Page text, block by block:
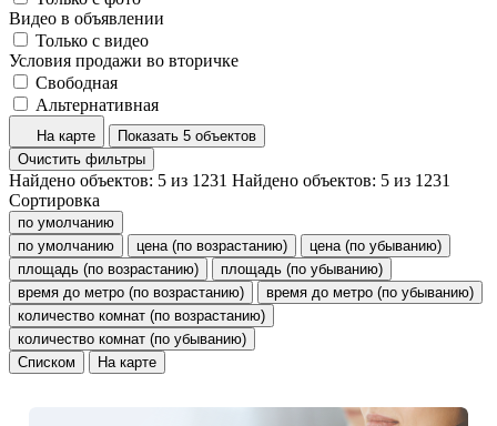
Видео в объявлении
Только с видео
Условия продажи во вторичке
Свободная
Альтернативная
На карте
Показать 5 объектов
Очистить фильтры
Найдено объектов: 5 из 1231 Найдено объектов: 5 из 1231
Сортировка
по умолчанию
по умолчанию
цена (по возрастанию)
цена (по убыванию)
площадь (по возрастанию)
площадь (по убыванию)
время до метро (по возрастанию)
время до метро (по убыванию)
количество комнат (по возрастанию)
количество комнат (по убыванию)
Списком
На карте